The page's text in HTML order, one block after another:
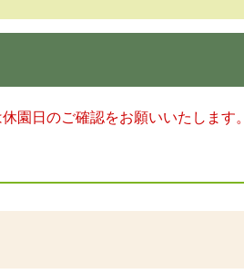
園日のご確認をお願いいたします。